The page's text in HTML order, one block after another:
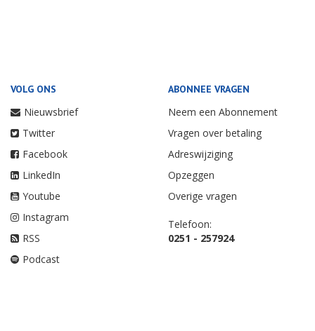
VOLG ONS
Nieuwsbrief
Twitter
Facebook
LinkedIn
Youtube
Instagram
RSS
Podcast
ABONNEE VRAGEN
Neem een Abonnement
Vragen over betaling
Adreswijziging
Opzeggen
Overige vragen
Telefoon:
0251 - 257924